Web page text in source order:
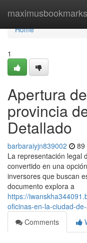
maximusbookmarks
Home
Home
1
Apertura
provincia
Detallado
barbaraiyjn839002 89
La representación legal
convertido en una
inversores que buscan
documento explora a
https://
oficinas-en-la-ciudad-
Comments